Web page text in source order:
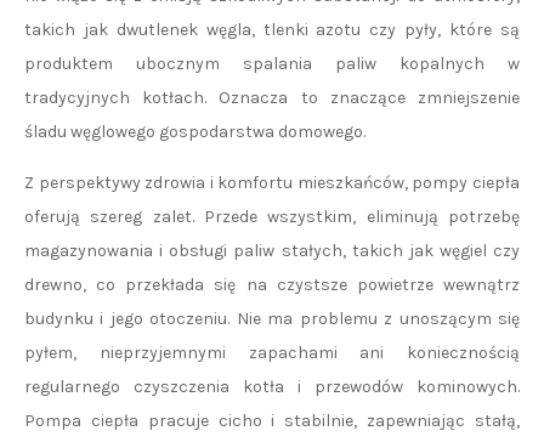
takich jak dwutlenek węgla, tlenki azotu czy pyły, które są
produktem ubocznym spalania paliw kopalnych w
tradycyjnych kotłach. Oznacza to znaczące zmniejszenie
śladu węglowego gospodarstwa domowego.
Z perspektywy zdrowia i komfortu mieszkańców, pompy ciepła
oferują szereg zalet. Przede wszystkim, eliminują potrzebę
magazynowania i obsługi paliw stałych, takich jak węgiel czy
drewno, co przekłada się na czystsze powietrze wewnątrz
budynku i jego otoczeniu. Nie ma problemu z unoszącym się
pyłem, nieprzyjemnymi zapachami ani koniecznością
regularnego czyszczenia kotła i przewodów kominowych.
Pompa ciepła pracuje cicho i stabilnie, zapewniając stałą,